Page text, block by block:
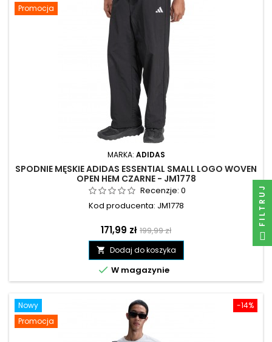
Promocja
MARKA: ADIDAS
SPODNIE MĘSKIE ADIDAS ESSENTIAL SMALL LOGO WOVEN
OPEN HEM CZARNE - JM1778
Recenzje: 0
Kod producenta: JM1778
Cena
171,99 zł Cena
podstawowa
199,99 zł
 Dodaj do koszyka
 W magazynie
-14%
Nowy
Promocja
FILTRUJ